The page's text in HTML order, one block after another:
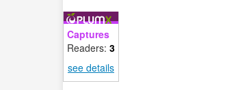
Captures
Readers: 3
see details